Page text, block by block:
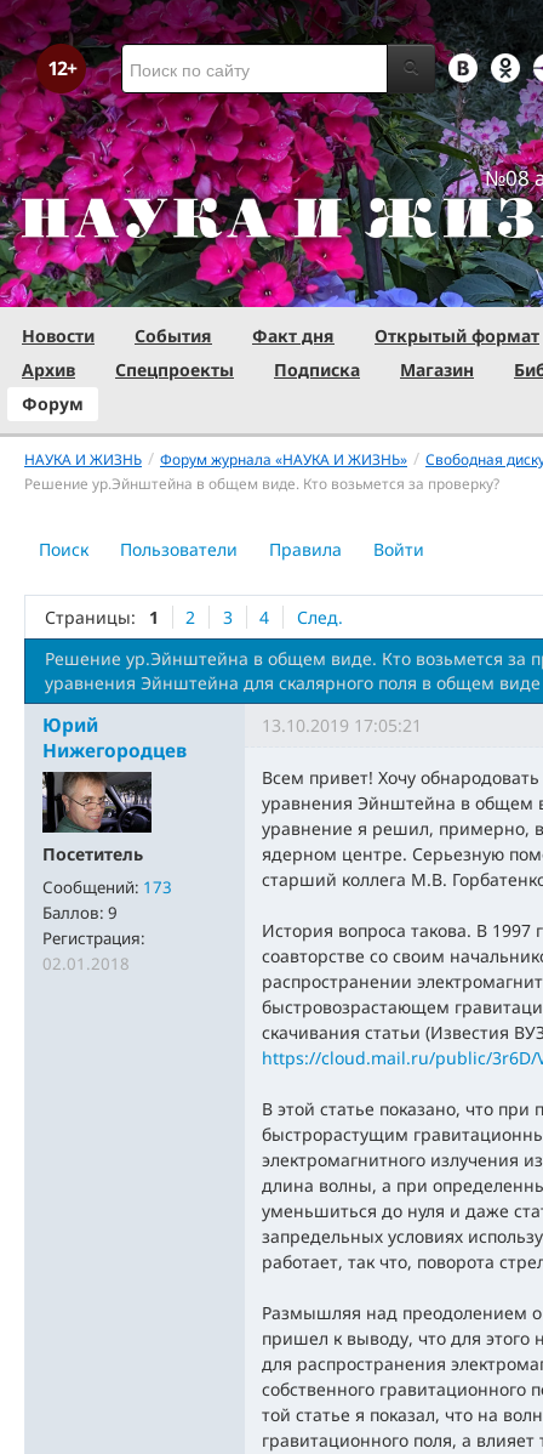
№08
Новости События Факт дня
Открытый формат
Архив
Спецпроекты Подписка Магазин
Форум
НАУКА И ЖИЗНЬ / Форум журнала «НАУКА И ЖИЗНЬ» / Свободная
Решение ур.Эйнштейна в общем виде. Кто возьмется за проверку?
Поиск Пользователи Правила Войти
Страницы: 1 2 3 4
След.
Решение ур.Эйнштейна в общем виде. Кто возьмется за
уравнения Эйнштейна для скалярного поля в общем виде
Юрий
Нижегородцев
Посетитель
Сообщений: 173
Баллов: 9
Регистрация:
02.01.2018
13.10.2019 17:05:21
Всем привет! Хочу
уравнения Эйнштейна в общем
уравнение я решил, примерно,
ядерном центре. Серьезную
старший коллега М.В.
История вопроса такова. В
соавторстве со своим
распространении
быстровозрастающем
скачивания статьи (Известия
https://cloud.mail.ru/public/3r6D/
В этой статье показано, что
быстрорастущим
электромагнитного излучения
длина волны, а при
уменьшиться до нуля и даже
запредельных условиях
работает, так что, поворота
Размышляя над преодолением
пришел к выводу, что для
для распространения
собственного гравитационного
той статье я показал, что на
гравитационного поля, а